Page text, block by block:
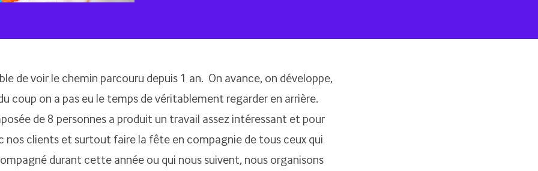
de voir le chemin parcouru depuis 1 an. On avance, on développe,
coup on a pas eu le temps de véritablement regarder en arrière.
de 8 personnes a produit un travail assez intéressant et pour
nos clients et surtout faire la fête en compagnie de tous ceux qui
durant cette année ou qui nous suivent, nous organisons